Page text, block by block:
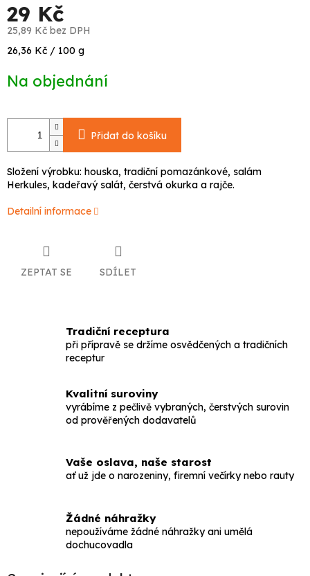
29 Kč
25,89 Kč bez DPH
Měrná
26,36 Kč / 100 g
Na objednání
Přidat do košíku
Složení výrobku: houska, tradiční pomazánkové, salám
Herkules, kadeřavý salát, čerstvá okurka a rajče.
Detailní informace
ZEPTAT SE SDÍLET
Tradiční receptura
při přípravě se držíme osvědčených a tradičních
receptur
Kvalitní suroviny
vyrábíme z pečlivě vybraných, čerstvých surovin
od prověřených dodavatelů
Vaše oslava, naše starost
ať už jde o narozeniny, firemní večírky nebo rauty
Žádné náhražky
nepoužíváme žádné náhražky ani umělá
dochucovadla